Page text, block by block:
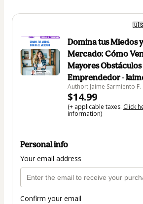
Domina tus Miedos
Mercado: Cómo
Mayores
Emprendedor -
Author: Jaime Sarmiento F.
$14.99
(+ applicable taxes. Click
information)
Personal info
Your email address
Confirm your email